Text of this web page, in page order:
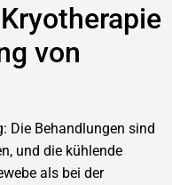
von
Die Behandlungen sind
und die kühlende
als bei der